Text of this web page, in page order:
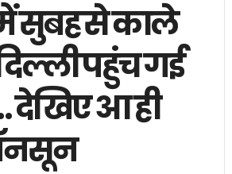
सुबह से काले
पहुंच गई
देखिए आ ही